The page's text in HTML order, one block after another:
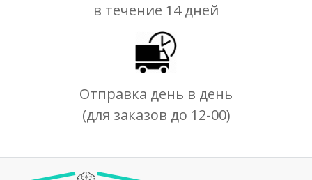
в течение 14 дней
Отправка день в день
(для заказов до 12-00)